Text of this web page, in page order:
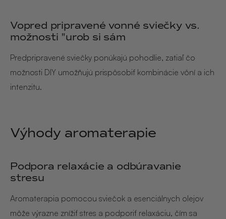
Vopred pripravené vonné sviečky vs.
možnosti "urob si sám
Predpripravené sviečky ponúkajú pohodlie, zatiaľ čo
možnosti DIY umožňujú prispôsobiť kombinácie vôní a ich
intenzitu.
Výhody aromaterapie
Podpora relaxácie a odbúravanie
stresu
Aromaterapia pomocou sviečok a esenciálnych olejov
môže výrazne znížiť stres a podporiť relaxáciu, čím sa